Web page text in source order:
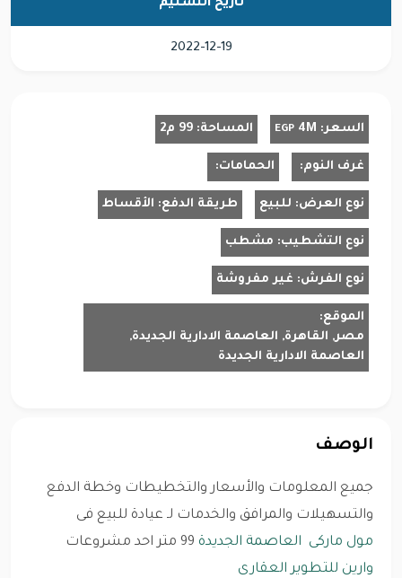
تاريخ التسليم
2022-12-19
السعر: 4M
EGP المساحة: 99 م2
غرف النوم: الحمامات:
نوع العرض: للبيع طريقة الدفع: الأقساط
نوع التشطيب: مشطب
نوع الفرش: غير مفروشة
الموقع:
مصر, القاهرة, العاصمة الادارية الجديدة,
العاصمة الادارية الجديدة
الوصف
جميع المعلومات والأسعار والتخطيطات وخطة الدفع
والتسهيلات والمرافق والخدمات لـ عيادة للبيع فى
مول ماركى العاصمة الجديدة
وارين للتطوير العقارى